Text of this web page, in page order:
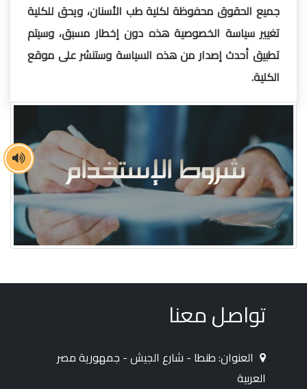
جميع الحقوق محفوظة لكلية طب الأسنان، ويحق للكلية
تغيير سياسة الخصوصية هذه دون إخطار مسبق، وسيتم
تطبيق أحدث إصدار من هذه السياسة وستنشر على موقع
الكلية.
تواصل معنا
العنوان: طنطا - شارع الجيش - جمهورية مصر
العربية